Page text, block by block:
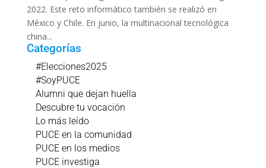
2022. Este reto informático también se realizó en
México y Chile. En junio, la multinacional tecnológica
china...
Categorías
#Elecciones2025
#SoyPUCE
Alumni que dejan huella
Descubre tu vocación
Lo más leído
PUCE en la comunidad
PUCE en los medios
PUCE investiga